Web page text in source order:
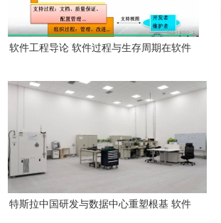
软件工程导论 软件过程与生存周期在软件
特斯拉中国研发与数据中心重塑根基 软件